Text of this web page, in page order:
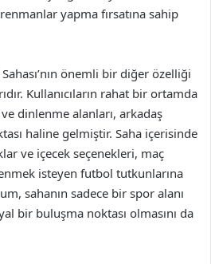
yapma fırsatına sahip
önemli bir diğer özelliği
Kullanıcıların rahat bir ortamda
dinlenme alanları, arkadaş
haline gelmiştir. Saha içerisinde
ve içecek seçenekleri, maç
isteyen futbol tutkunlarına
sahanın sadece bir spor alanı
bir buluşma noktası olmasını da